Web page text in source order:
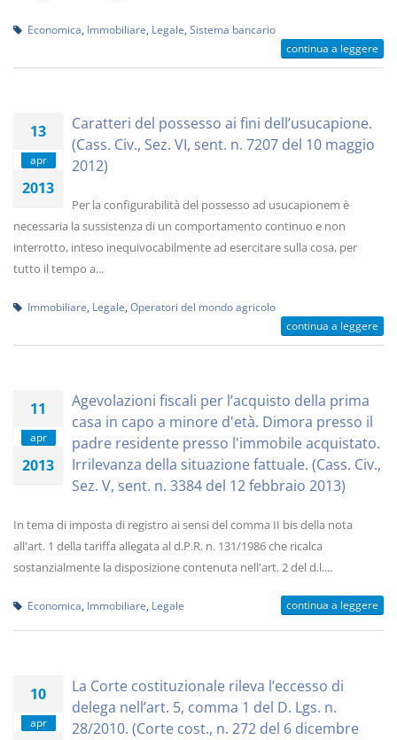
Economica Immobiliare Legale Sistema bancario
continua a leggere
13
apr
2013
Caratteri del possesso ai fini dell’usucapione.
(Cass. Civ., Sez. VI, sent. n. 7207 del 10 maggio
2012)
Per la configurabilità del possesso ad usucapionem è
necessaria la sussistenza di un comportamento continuo e non
interrotto, inteso inequivocabilmente ad esercitare sulla cosa, per
tutto il tempo a...
Immobiliare Legale Operatori del mondo agricolo
continua a leggere
11
apr
2013
Agevolazioni fiscali per l’acquisto della prima
casa in capo a minore d'età. Dimora presso il
padre residente presso l'immobile acquistato.
Irrilevanza della situazione fattuale. (Cass. Civ.,
Sez. V, sent. n. 3384 del 12 febbraio 2013)
In tema di imposta di registro ai sensi del comma II bis della nota
all'art. 1 della tariffa allegata al d.P.R. n. 131/1986 che ricalca
sostanzialmente la disposizione contenuta nell'art. 2 del d.l....
Economica Immobiliare Legale continua a leggere
10
apr
La Corte costituzionale rileva l’eccesso di
delega nell’art. 5, comma 1 del D. Lgs. n.
28/2010. (Corte cost., n. 272 del 6 dicembre